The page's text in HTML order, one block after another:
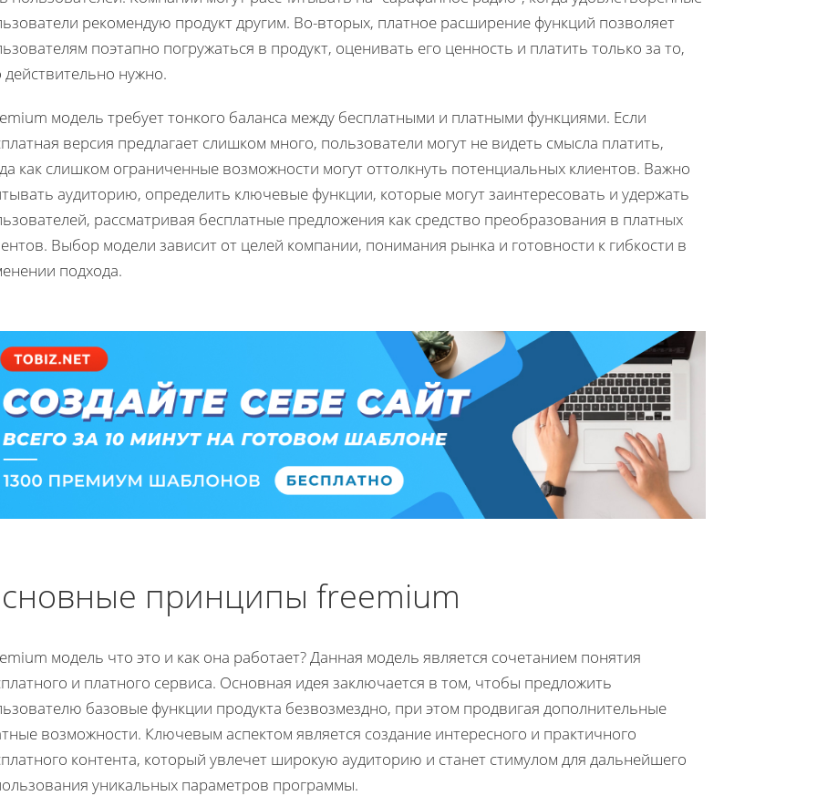
рекомендую продукт другим. Во-вторых, платное расширение функций позволяет
поэтапно погружаться в продукт, оценивать его ценность и платить только за то,
действительно нужно.
модель требует тонкого баланса между бесплатными и платными функциями. Если
версия предлагает слишком много, пользователи могут не видеть смысла платить,
как слишком ограниченные возможности могут оттолкнуть потенциальных клиентов. Важно
аудиторию, определить ключевые функции, которые могут заинтересовать и удержать
рассматривая бесплатные предложения как средство преобразования в платных
Выбор модели зависит от целей компании, понимания рынка и готовности к гибкости в
подхода.
принципы freemium
модель что это и как она работает? Данная модель является сочетанием понятия
и платного сервиса. Основная идея заключается в том, чтобы предложить
базовые функции продукта безвозмездно, при этом продвигая дополнительные
возможности. Ключевым аспектом является создание интересного и практичного
контента, который увлечет широкую аудиторию и станет стимулом для дальнейшего
уникальных параметров программы.